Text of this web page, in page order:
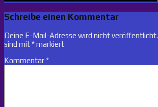
Schreibe einen Kommentar
Deine E-Mail-Adresse wird nicht veröffentlicht.
sind mit*markiert
Kommentar*